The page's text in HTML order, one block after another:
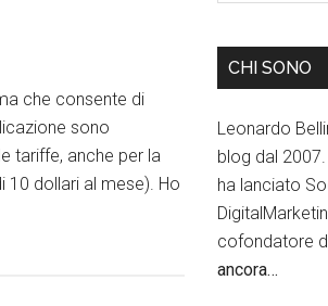
che consente di
sono
tariffe, anche per la
10 dollari al mese). Ho
CHI SONO
Leonardo
blog dal
ha lanciato
cofondatore
ancora…